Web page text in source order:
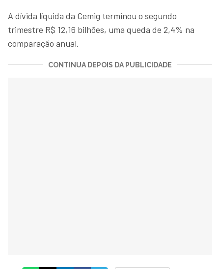
A dívida líquida da Cemig terminou o segundo
trimestre R$ 12,16 bilhões, uma queda de 2,4% na
comparação anual.
CONTINUA DEPOIS DA PUBLICIDADE